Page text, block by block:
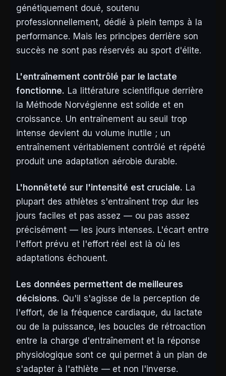
génétiquement doué, soutenu
professionnellement, dédié à plein temps à la
performance. Mais les principes derrière son
succès ne sont pas réservés au sport d'élite.
L'entraînement contrôlé par le lactate
fonctionne. La littérature scientifique derrière
la Méthode Norvégienne est solide et en
croissance. Un entraînement au seuil trop
intense devient du volume inutile ; un
entraînement véritablement contrôlé et répété
produit une adaptation aérobie durable.
L'honnêteté sur l'intensité est cruciale. La
plupart des athlètes s'entraînent trop dur les
jours faciles et pas assez — ou pas assez
précisément — les jours intenses. L'écart entre
l'effort prévu et l'effort réel est là où les
adaptations échouent.
Les données permettent de meilleures
décisions. Qu'il s'agisse de la perception de
l'effort, de la fréquence cardiaque, du lactate
ou de la puissance, les boucles de rétroaction
entre la charge d'entraînement et la réponse
physiologique sont ce qui permet à un plan de
s'adapter à l'athlète — et non l'inverse.